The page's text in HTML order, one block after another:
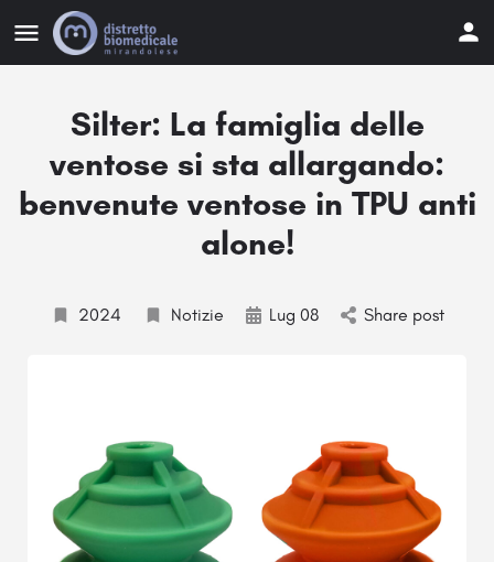
Silter: La famiglia delle
ventose si sta allargando:
benvenute ventose in TPU anti
alone!
2024 Notizie Lug 08 Share post